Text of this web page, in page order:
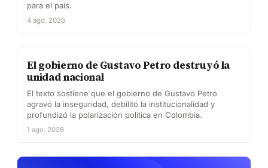
para el país.
4 ago. 2026
El gobierno de Gustavo Petro destruyó la
unidad nacional
El texto sostiene que el gobierno de Gustavo Petro
agravó la inseguridad, debilitó la institucionalidad y
profundizó la polarización política en Colombia.
1 ago. 2026